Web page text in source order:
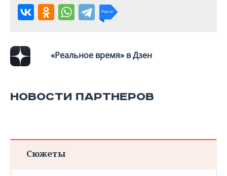
«Реальное время» в Дзен
НОВОСТИ ПАРТНЕРОВ
Сюжеты